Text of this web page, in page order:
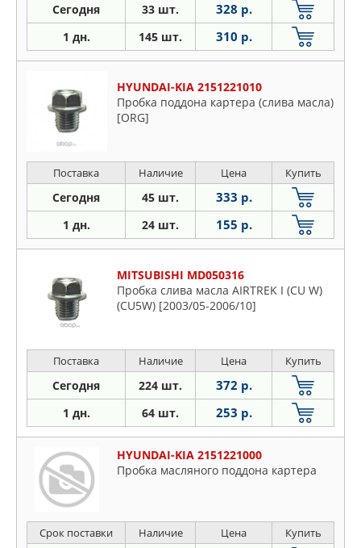
Сегодня 33 шт. 328 р.
1 дн. 145 шт. 310 р.
HYUNDAI-KIA 2151221010
Пробка поддона картера (слива масла)
[ORG]
Поставка Наличие Цена Купить
Сегодня 45 шт. 333 р.
1 дн. 24 шт. 155 р.
MITSUBISHI MD050316
Пробка слива масла AIRTREK I (CU W)
(CU5W) [2003/05-2006/10]
Поставка Наличие Цена Купить
Сегодня 224 шт. 372 р.
1 дн. 64 шт. 253 р.
HYUNDAI-KIA 2151221000
Пробка масляного поддона картера
Срок поставки Наличие Цена Купить